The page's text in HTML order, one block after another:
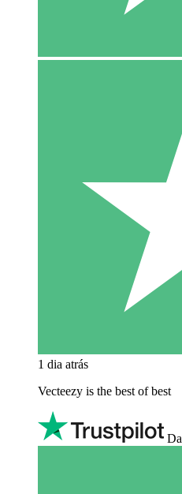
1 dia atrás
Vecteezy is the best of best